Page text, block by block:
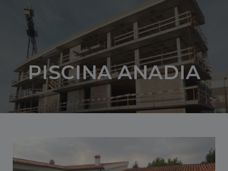
para
conteúdo
PISCINA ANADIA